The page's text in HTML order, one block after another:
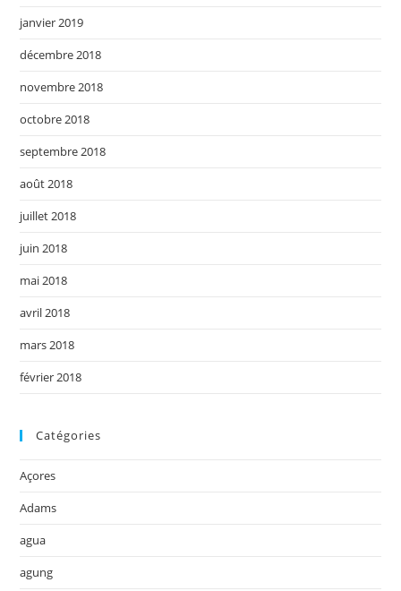
janvier 2019
décembre 2018
novembre 2018
octobre 2018
septembre 2018
août 2018
juillet 2018
juin 2018
mai 2018
avril 2018
mars 2018
février 2018
Catégories
Açores
Adams
agua
agung